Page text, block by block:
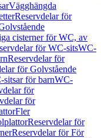
Vägghängda
Reservdelar för
cisterner för WC, av
för WC-sitsWC-
Reservdelar för
för Golvstående
sitsar för barnWC-
för
för
Fler
Reservdelar för
Reservdelar för För